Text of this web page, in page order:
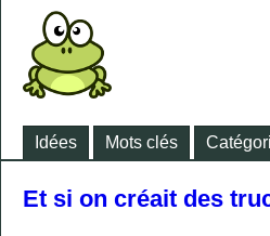
Idées Mots clés
Et si on créait des